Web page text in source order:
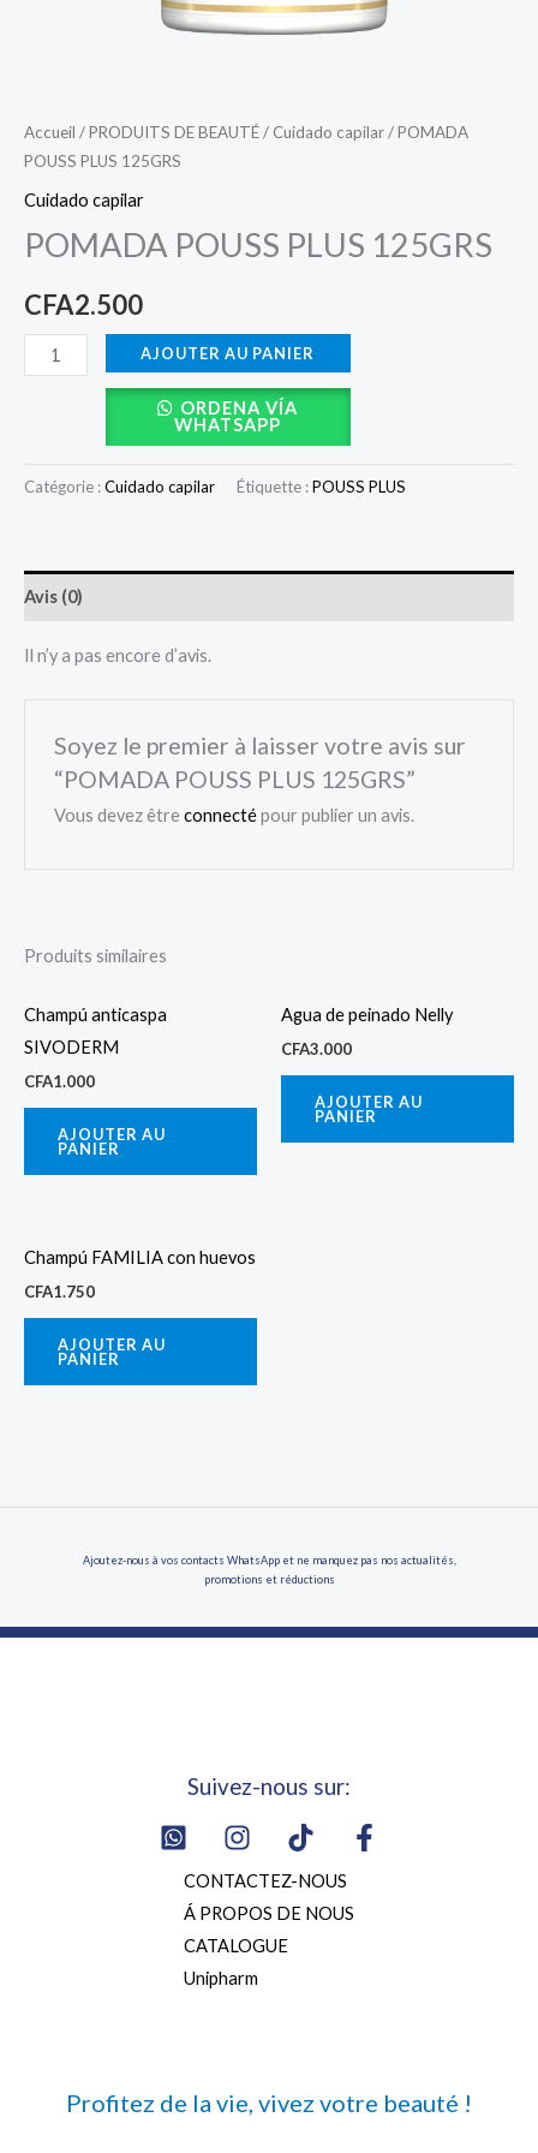
Accueil /PRODUITS DE BEAUTÉ/ Cuidado capilar/ POMADA
POUSS PLUS 125GRS
Cuidado capilar
POMADA POUSS PLUS 125GRS
CFA2.500
AJOUTER AU PANIER
ORDENA VÍA
WHATSAPP
Catégorie :Cuidado capilar Étiquette :POUSS PLUS
Avis (0)
Il n’y a pas encore d’avis.
Soyez le premier à laisser votre avis sur
“POMADA POUSS PLUS 125GRS”
Vous devez êtreconnectépour publier un avis.
Produits similaires
Champú anticaspa
SIVODERM
CFA1.000
AJOUTER AU
PANIER
Agua de peinado Nelly
CFA3.000
AJOUTER AU
PANIER
Champú FAMILIA con huevos
CFA1.750
AJOUTER AU
PANIER
Ajoutez-nous à vos contacts WhatsApp et ne manquez pas nos actualités,
promotions et réductions
Suivez-nous sur:
CONTACTEZ-NOUS
Á PROPOS DE NOUS
CATALOGUE
Unipharm
Profitez de la vie, vivez votre beauté !